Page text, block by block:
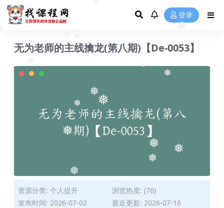
❅
❅
❅ ❅
❅
❅
❅
❅
❅ ❅
登录
无为老师的主线擒龙(第八期)【De-0053】
资源分类: 个人提升
浏览热度: (76)
发布时间: 2026-07-02
最近更新: 2026-07-16